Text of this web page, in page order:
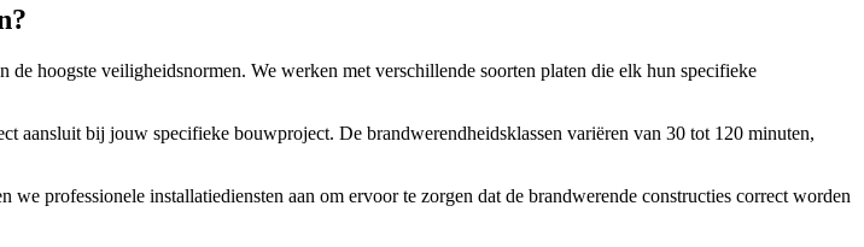
hoogste veiligheidsnormen. We werken met verschillende soorten platen die elk hun specifieke
aansluit bij jouw specifieke bouwproject. De brandwerendheidsklassen variëren van 30 tot 120 minuten,
professionele installatiediensten aan om ervoor te zorgen dat de brandwerende constructies correct worden